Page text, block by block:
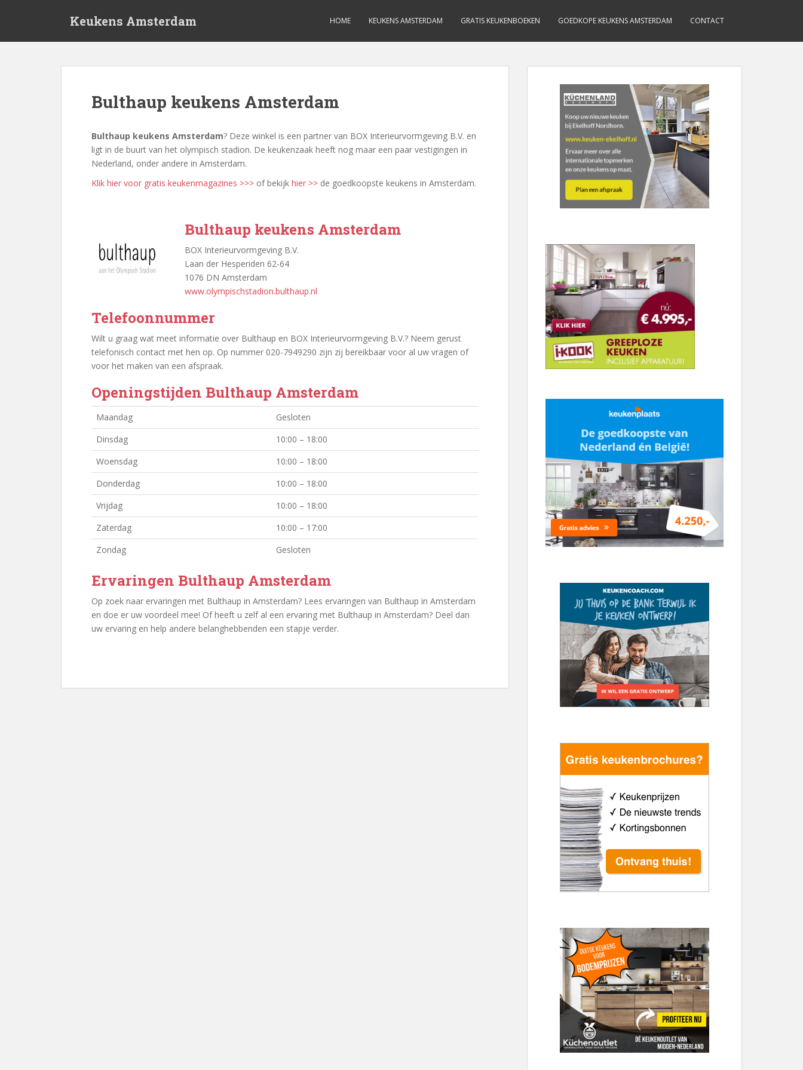
Keukens Amsterdam HOME KEUKENS AMSTERDAM GRATIS KEUKENBOEKEN GOEDKOPE KEUKENS AMSTERDAM CONTACT
Bulthaup keukens Amsterdam
Bulthaup keukens Amsterdam? Deze winkel is een partner van BOX Interieurvormgeving B.V. en
ligt in de buurt van het olympisch stadion. De keukenzaak heeft nog maar een paar vestigingen in
Nederland, onder andere in Amsterdam.
Klik hier voor gratis keukenmagazines >>> of bekijk hier >> de goedkoopste keukens in Amsterdam.
Bulthaup keukens Amsterdam
BOX Interieurvormgeving B.V.
Laan der Hesperiden 62-64
1076 DN Amsterdam
www.olympischstadion.bulthaup.nl
Telefoonnummer
Wilt u graag wat meet informatie over Bulthaup en BOX Interieurvormgeving B.V.? Neem gerust
telefonisch contact met hen op. Op nummer 020-7949290 zijn zij bereikbaar voor al uw vragen of
voor het maken van een afspraak.
Openingstijden Bulthaup Amsterdam
Maandag
Gesloten
Dinsdag
10:00 – 18:00
Woensdag
10:00 – 18:00
Donderdag
10:00 – 18:00
Vrijdag
10:00 – 18:00
Zaterdag
10:00 – 17:00
Zondag
Gesloten
Ervaringen Bulthaup Amsterdam
Op zoek naar ervaringen met Bulthaup in Amsterdam? Lees ervaringen van Bulthaup in Amsterdam
en doe er uw voordeel mee! Of heeft u zelf al een ervaring met Bulthaup in Amsterdam? Deel dan
uw ervaring en help andere belanghebbenden een stapje verder.